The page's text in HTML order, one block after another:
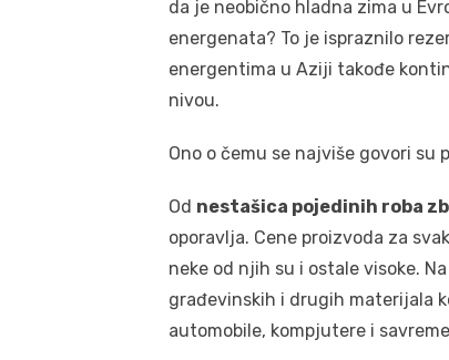
da je neobično hladna zima u
energenata? To je ispraznilo
energentima u Aziji takođe
nivou.
Ono o čemu se najviše govori su
Od nestašica pojedinih roba
oporavlja. Cene proizvoda za
neke od njih su i ostale visoke.
građevinskih i drugih materijala
automobile, kompjutere i